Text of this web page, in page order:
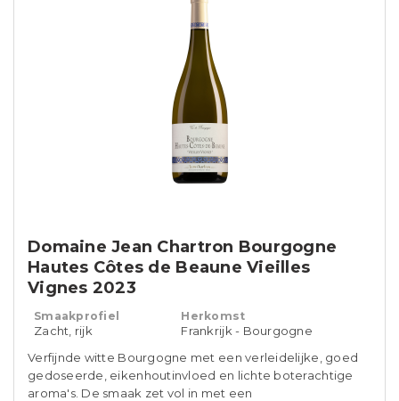
Domaine Jean Chartron Bourgogne
Hautes Côtes de Beaune Vieilles
Vignes 2023
Smaakprofiel
Zacht, rijk
Herkomst
Frankrijk - Bourgogne
Verfijnde witte Bourgogne met een verleidelijke, goed
gedoseerde, eikenhoutinvloed en lichte boterachtige
aroma's. De smaak zet vol in met een